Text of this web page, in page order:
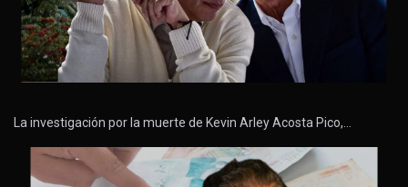
La investigación por la muerte de Kevin Arley Acosta Pico,…